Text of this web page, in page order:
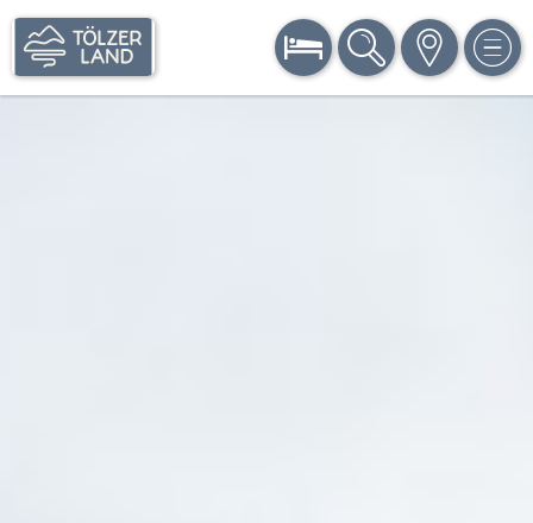
BUCHEN SUCHE KARTE MENÜ